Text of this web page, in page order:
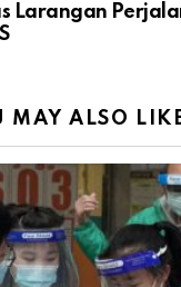
Larangan
MAY ALSO